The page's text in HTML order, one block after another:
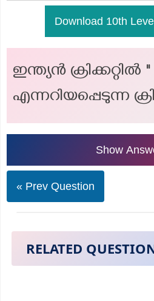
Download 10th
ഇന്ത്യൻ ക്രിക്കറ്റിൽ
എന്നറിയപ്പെടുന്ന
Show
« Prev Question
RELATED